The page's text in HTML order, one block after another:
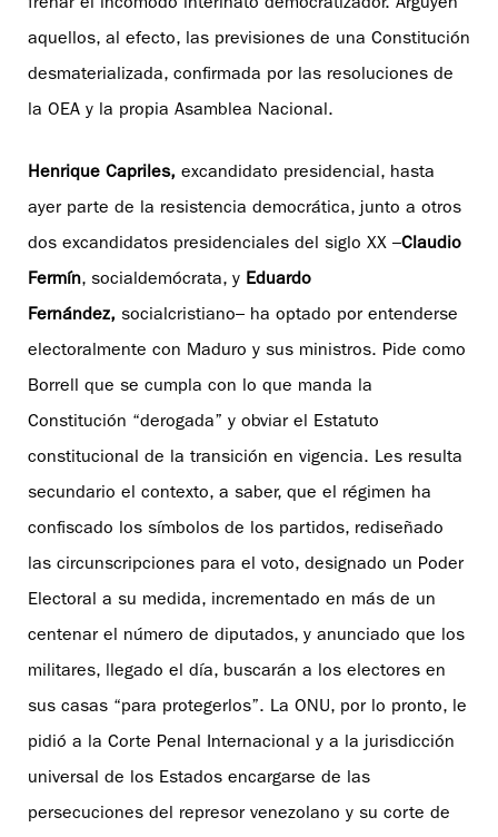
frenar el incómodo interinato democratizador. Arguyen
aquellos, al efecto, las previsiones de una Constitución
desmaterializada, confirmada por las resoluciones de
la OEA y la propia Asamblea Nacional.
Henrique Capriles, excandidato presidencial, hasta
ayer parte de la resistencia democrática, junto a otros
dos excandidatos presidenciales del siglo XX –Claudio
Fermín, socialdemócrata, y Eduardo
Fernández, socialcristiano– ha optado por entenderse
electoralmente con Maduro y sus ministros. Pide como
Borrell que se cumpla con lo que manda la
Constitución “derogada” y obviar el Estatuto
constitucional de la transición en vigencia. Les resulta
secundario el contexto, a saber, que el régimen ha
confiscado los símbolos de los partidos, rediseñado
las circunscripciones para el voto, designado un Poder
Electoral a su medida, incrementado en más de un
centenar el número de diputados, y anunciado que los
militares, llegado el día, buscarán a los electores en
sus casas “para protegerlos”. La ONU, por lo pronto, le
pidió a la Corte Penal Internacional y a la jurisdicción
universal de los Estados encargarse de las
persecuciones del represor venezolano y su corte de